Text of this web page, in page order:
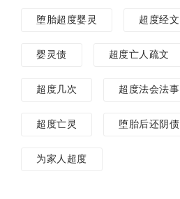
堕胎超度婴灵 超度经文
婴灵债 超度亡人疏文
超度几次 超度法会法事
超度亡灵 堕胎后还阴债
为家人超度